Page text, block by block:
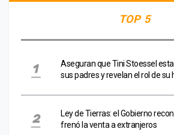
TOP 5
Aseguran que Tini Stoessel
sus padres y revelan el rol de su
Ley de Tierras: el Gobierno
frenó la venta a extranjeros